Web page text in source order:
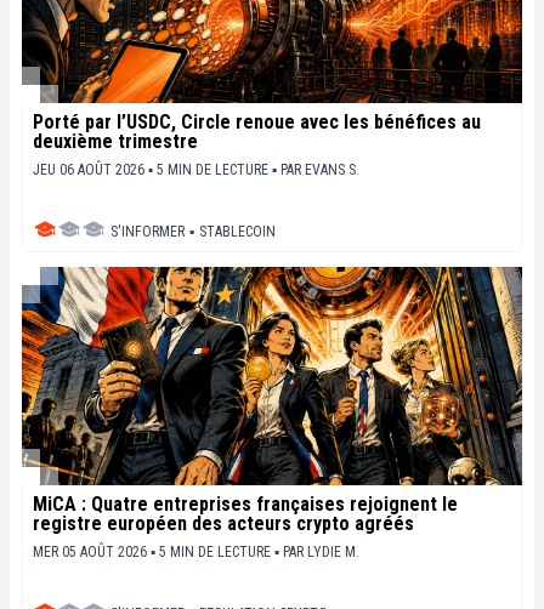
Porté par l’USDC, Circle renoue avec les bénéfices au
deuxième trimestre
JEU 06 AOÛT 2026 ▪ 5 MIN DE LECTURE ▪ PAR EVANS S.
S'INFORMER ▪ STABLECOIN
MiCA : Quatre entreprises françaises rejoignent le
registre européen des acteurs crypto agréés
MER 05 AOÛT 2026 ▪ 5 MIN DE LECTURE ▪ PAR LYDIE M.